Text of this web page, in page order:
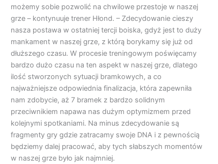
możemy sobie pozwolić na chwilowe przestoje w naszej
grze – kontynuuje trener Hłond. – Zdecydowanie cieszy
nasza postawa w ostatniej tercji boiska, gdyż jest to duży
mankament w naszej grze, z którą borykamy się już od
dłuższego czasu. W procesie treningowym poświęcamy
bardzo dużo czasu na ten aspekt w naszej grze, dlatego
ilość stworzonych sytuacji bramkowych, a co
najważniejsze odpowiednia finalizacja, która zapewniła
nam zdobycie, aż 7 bramek z bardzo solidnym
przeciwnikiem napawa nas dużym optymizmem przed
kolejnymi spotkaniami. Na minus zdecydowanie są
fragmenty gry gdzie zatracamy swoje DNA i z pewnością
będziemy dalej pracować, aby tych słabszych momentów
w naszej grze było jak najmniej.